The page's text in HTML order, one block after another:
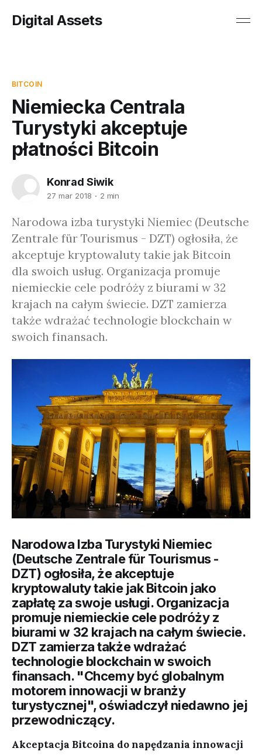
Digital Assets
BITCOIN
Niemiecka Centrala
Turystyki akceptuje
płatności Bitcoin
Konrad Siwik
27 mar 2018 2 min
Narodowa izba turystyki Niemiec (Deutsche
Zentrale für Tourismus - DZT) ogłosiła, że
akceptuje kryptowaluty takie jak Bitcoin
dla swoich usług. Organizacja promuje
niemieckie cele podróży z biurami w 32
krajach na całym świecie. DZT zamierza
także wdrażać technologie blockchain w
swoich finansach.
Narodowa Izba Turystyki Niemiec
(Deutsche Zentrale für Tourismus -
DZT) ogłosiła, że akceptuje
kryptowaluty takie jak Bitcoin jako
zapłatę za swoje usługi. Organizacja
promuje niemieckie cele podróży z
biurami w 32 krajach na całym świecie.
DZT zamierza także wdrażać
technologie blockchain w swoich
finansach. "Chcemy być globalnym
motorem innowacji w branży
turystycznej", oświadczył niedawno jej
przewodniczący.
Akceptacja Bitcoina do napędzania innowacji